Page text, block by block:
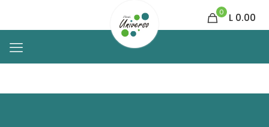
0 L 0.00